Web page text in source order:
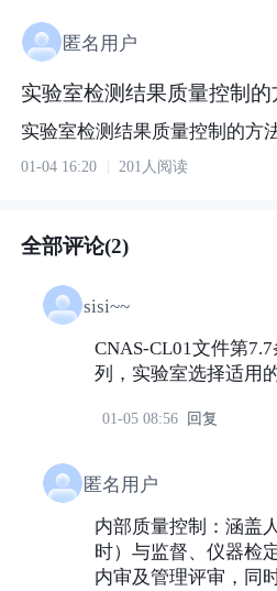
匿名用户
实验室检测结果质量控制的
实验室检测结果质量控制的方
01-04 16:20 201人阅读
全部评论(2)
sisi~~
CNAS-CL01文件第
列，实验室选择适用
01-05 08:56 回复
匿名用户
内部质量控制：涵盖
时）与监督、仪器检
内审及管理评审，同